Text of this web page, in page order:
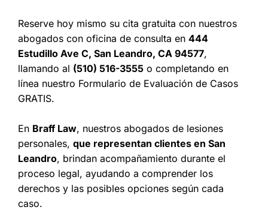
Reserve hoy mismo su cita gratuita con nuestros
abogados con oficina de consulta en 444
Estudillo Ave C, San Leandro, CA 94577,
llamando al (510) 516-3555 o completando en
línea nuestro Formulario de Evaluación de Casos
GRATIS.
En Braff Law, nuestros abogados de lesiones
personales, que representan clientes en San
Leandro, brindan acompañamiento durante el
proceso legal, ayudando a comprender los
derechos y las posibles opciones según cada
caso.